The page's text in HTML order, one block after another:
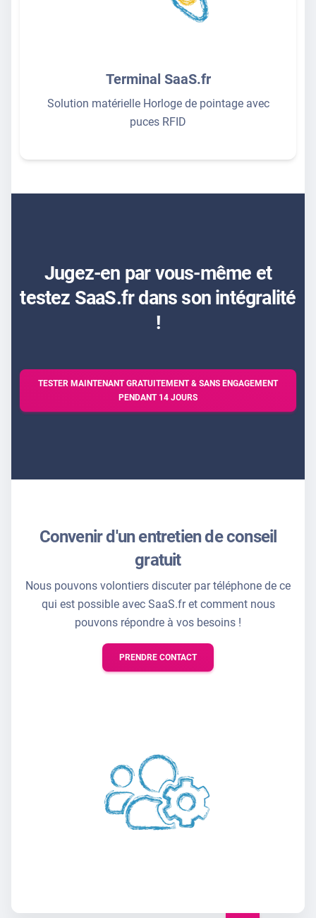
Terminal SaaS.fr
Solution matérielle Horloge de pointage avec
puces RFID
Jugez-en par vous-même et
testez SaaS.fr dans son intégralité
!
TESTER MAINTENANT GRATUITEMENT & SANS ENGAGEMENT
PENDANT 14 JOURS
Convenir d'un entretien de conseil
gratuit
Nous pouvons volontiers discuter par téléphone de ce
qui est possible avec SaaS.fr et comment nous
pouvons répondre à vos besoins !
PRENDRE CONTACT